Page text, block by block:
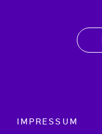
Footer menu
IMPRESSUM